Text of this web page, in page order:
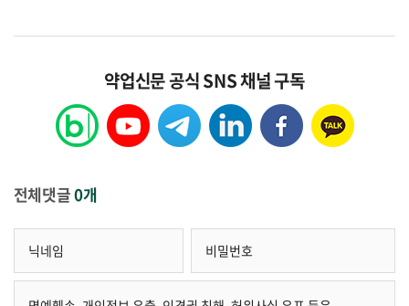
약업신문 공식 SNS 채널 구독
전체댓글0개